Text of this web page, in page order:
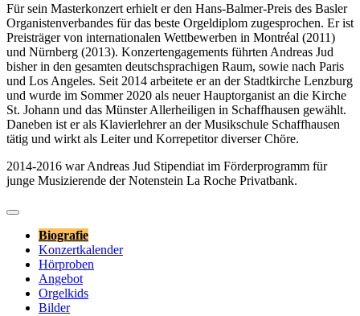
Für sein Masterkonzert erhielt er den Hans-Balmer-Preis des Basler
Organistenverbandes für das beste Orgeldiplom zugesprochen. Er ist
Preisträger von internationalen Wettbewerben in Montréal (2011)
und Nürnberg (2013). Konzertengagements führten Andreas Jud
bisher in den gesamten deutschsprachigen Raum, sowie nach Paris
und Los Angeles. Seit 2014 arbeitete er an der Stadtkirche Lenzburg
und wurde im Sommer 2020 als neuer Hauptorganist an die Kirche
St. Johann und das Münster Allerheiligen in Schaffhausen gewählt.
Daneben ist er als Klavierlehrer an der Musikschule Schaffhausen
tätig und wirkt als Leiter und Korrepetitor diverser Chöre.
2014-2016 war Andreas Jud Stipendiat im Förderprogramm für
junge Musizierende der Notenstein La Roche Privatbank.
Biografie
Konzertkalender
Hörproben
Angebot
Orgelkids
Bilder